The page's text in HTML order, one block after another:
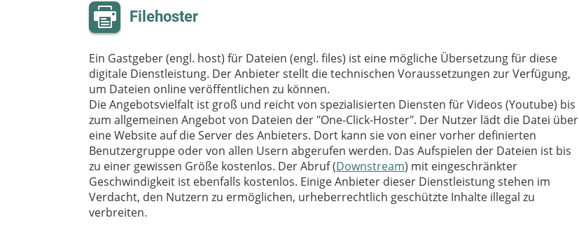
Filehoster
Ein Gastgeber (engl. host) für Dateien (engl. files) ist eine mögliche Übersetzung für diese
digitale Dienstleistung. Der Anbieter stellt die technischen Voraussetzungen zur Verfügung,
um Dateien online veröffentlichen zu können.
Die Angebotsvielfalt ist groß und reicht von spezialisierten Diensten für Videos (Youtube) bis
zum allgemeinen Angebot von Dateien der "One-Click-Hoster". Der Nutzer lädt die Datei über
eine Website auf die Server des Anbieters. Dort kann sie von einer vorher definierten
Benutzergruppe oder von allen Usern abgerufen werden. Das Aufspielen der Dateien ist bis
zu einer gewissen Größe kostenlos. Der Abruf (Downstream) mit eingeschränkter
Geschwindigkeit ist ebenfalls kostenlos. Einige Anbieter dieser Dienstleistung stehen im
Verdacht, den Nutzern zu ermöglichen, urheberrechtlich geschützte Inhalte illegal zu
verbreiten.